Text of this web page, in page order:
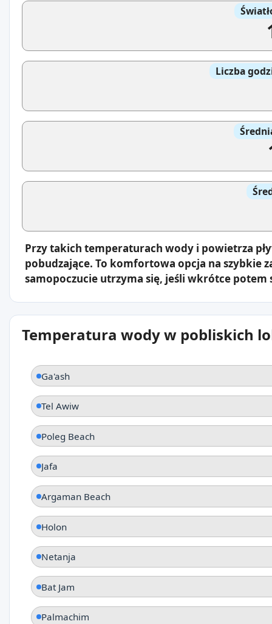
Liczba
Przy takich temperaturach wody i powietrza
pobudzające. To komfortowa opcja na szybkie
samopoczucie utrzyma się, jeśli wkrótce potem
Temperatura wody w pobliskich
Ga'ash
Tel Awiw
Poleg Beach
Jafa
Argaman Beach
Holon
Netanja
Bat Jam
Palmachim